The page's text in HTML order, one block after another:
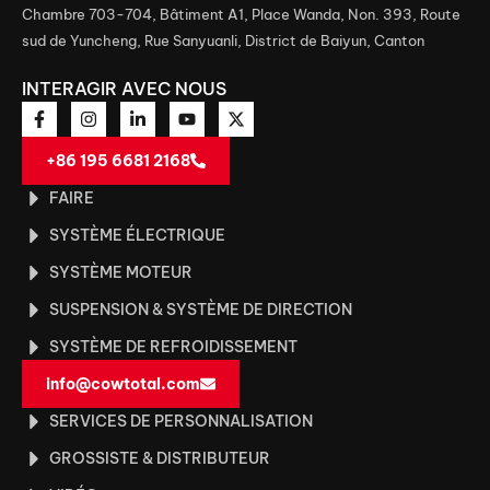
Chambre 703-704, Bâtiment A1, Place Wanda, Non. 393, Route
sud de Yuncheng, Rue Sanyuanli, District de Baiyun, Canton
INTERAGIR AVEC NOUS
+86 195 6681 2168
FAIRE
SYSTÈME ÉLECTRIQUE
SYSTÈME MOTEUR
SUSPENSION & SYSTÈME DE DIRECTION
SYSTÈME DE REFROIDISSEMENT
info@cowtotal.com
SERVICES DE PERSONNALISATION
GROSSISTE & DISTRIBUTEUR